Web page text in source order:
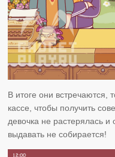
В итоге они встречаются,
кассе, чтобы получить
девочка не растерялась и
выдавать не собирается!